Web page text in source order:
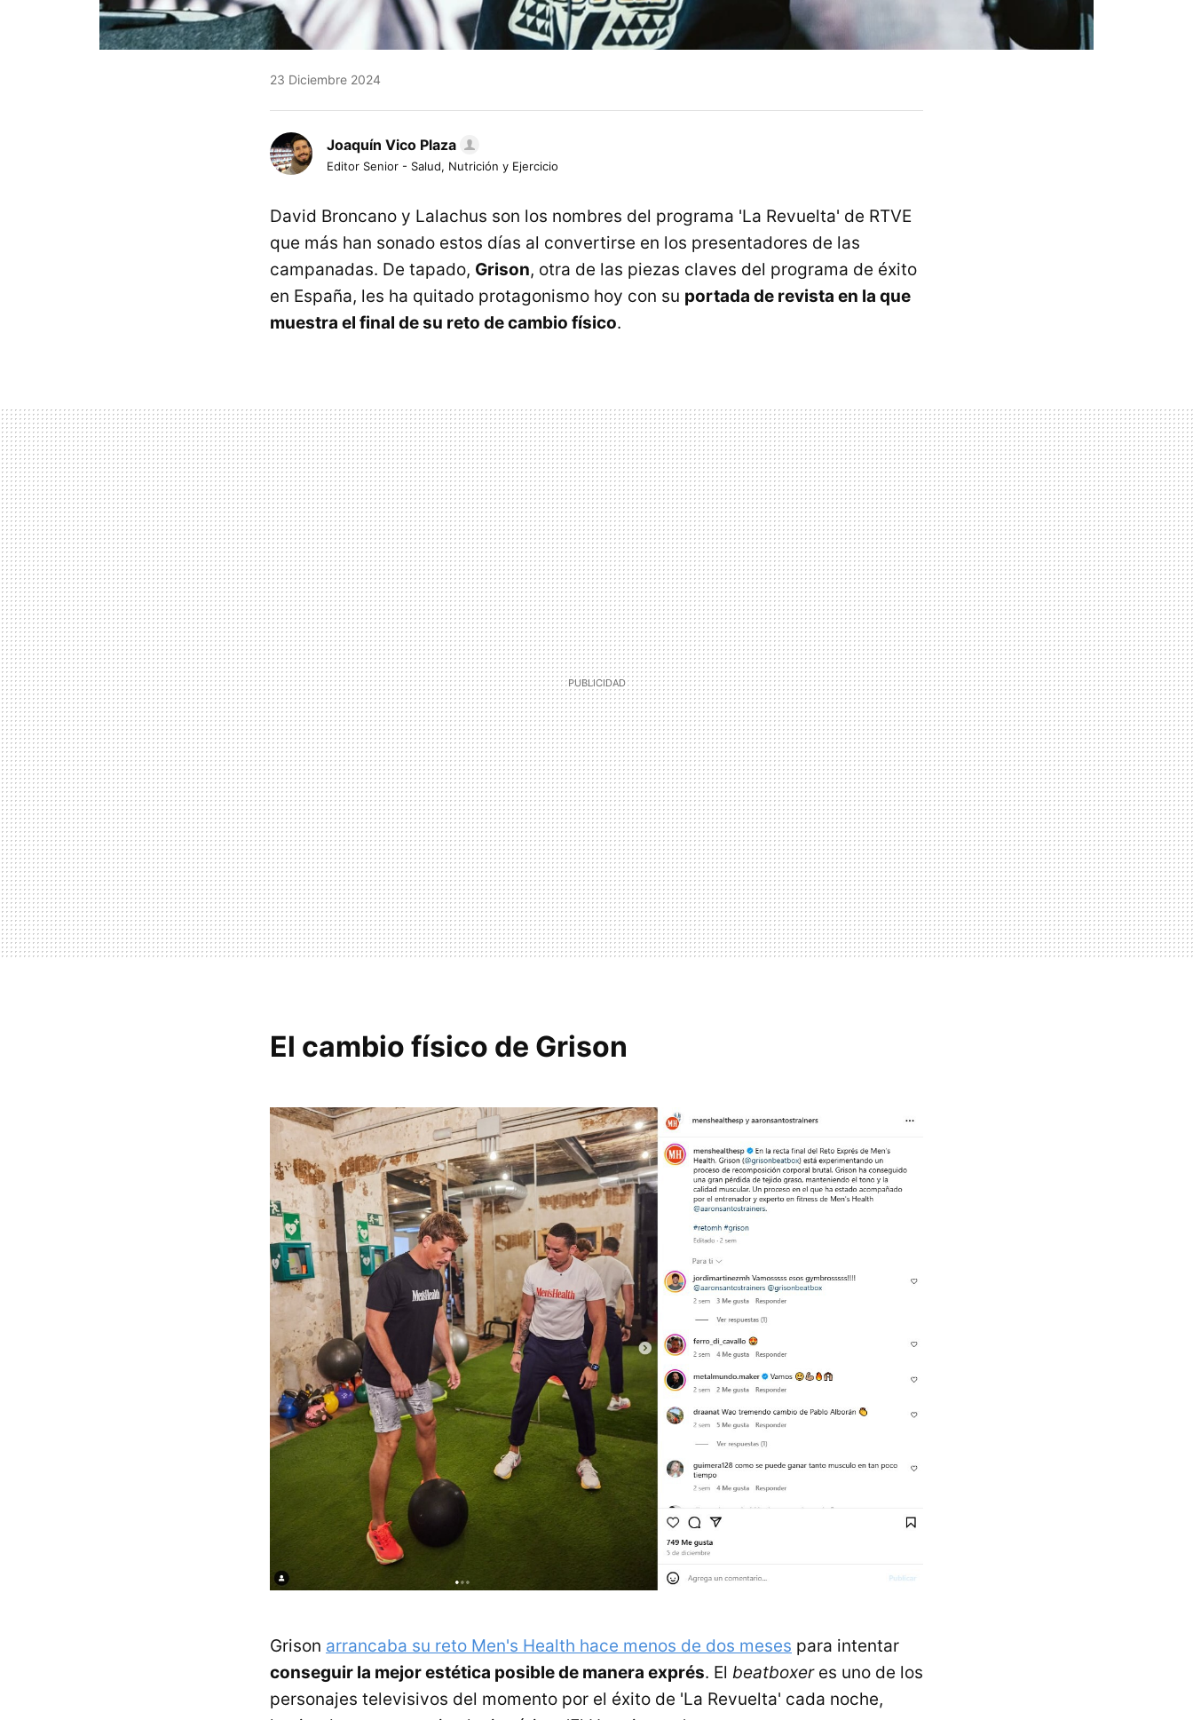
23 Diciembre 2024
Joaquín Vico Plaza
Editor Senior - Salud, Nutrición y Ejercicio
David Broncano y Lalachus son los nombres del programa 'La Revuelta' de RTVE
que más han sonado estos días al convertirse en los presentadores de las
campanadas. De tapado, Grison, otra de las piezas claves del programa de éxito
en España, les ha quitado protagonismo hoy con su portada de revista en la que
muestra el final de su reto de cambio físico.
El cambio físico de Grison
Grison arrancaba su reto Men's Health hace menos de dos meses para intentar
conseguir la mejor estética posible de manera exprés. El beatboxer es uno de los
personajes televisivos del momento por el éxito de 'La Revuelta' cada noche,